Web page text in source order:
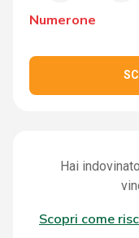
Numerone
Hai
Scopri come